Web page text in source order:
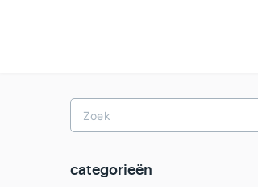
categorieën